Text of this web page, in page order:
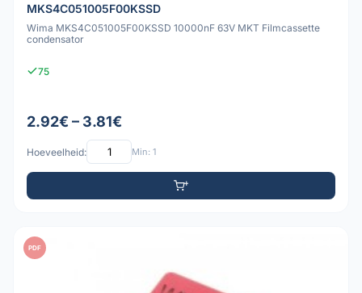
MKS4C051005F00KSSD
Wima MKS4C051005F00KSSD 10000nF 63V MKT Filmcassette
condensator
75
2.92€ – 3.81€
Hoeveelheid: Min: 1
PDF